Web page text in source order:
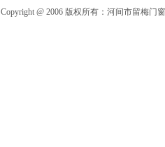
Copyright @ 2006 版权所有：河间市留梅门